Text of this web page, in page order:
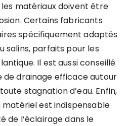
matériaux doivent être
Certains fabricants
spécifiquement adaptés
salins, parfaits pour les
Il est aussi conseillé
de drainage efficace autour
stagnation d’eau. Enfin,
matériel est indispensable
de l’éclairage dans le